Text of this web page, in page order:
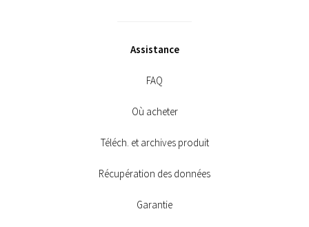
Assistance
FAQ
Où acheter
Téléch. et archives produit
Récupération des données
Garantie